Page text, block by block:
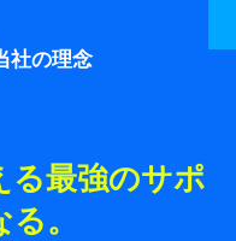
社の理念
る最強のサポ
。